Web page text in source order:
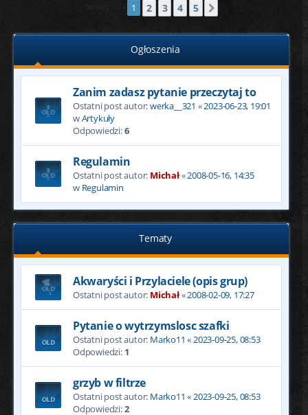
1 2 3 4 5
Ogłoszenia
Zanim zadasz pytanie przeczytaj to
Ostatni post autor:werka__321 «2023-06-23, 19:01
wArtykuły
Odpowiedzi:6
Regulamin
Ostatni post autor: Michał«2008-05-16, 14:35
w Regulamin
Tematy
Akwaryści i Przylaciele (opis grup)
Ostatni post autor: Michał«2008-02-09, 17:27
Pytanie o wytrzymslosc szafki
Ostatni post autor: Marko11 « 2023-09-25, 08:53
Odpowiedzi: 1
grzyb w filtrze
Ostatni post autor: Marko11 « 2023-09-25, 08:53
Odpowiedzi:2